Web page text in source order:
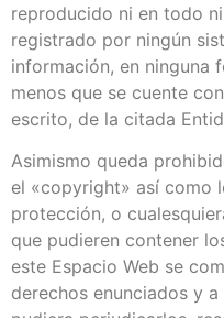
reproducido ni en todo
registrado por ningún
información, en ninguna
menos que se cuente
escrito, de la citada
Asimismo queda
el «copyright» así como
protección, o
que pudieren contener
este Espacio Web se
derechos enunciados y